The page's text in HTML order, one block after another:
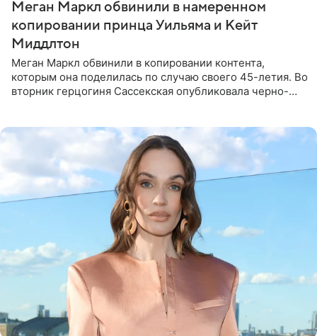
Меган Маркл обвинили в намеренном
копировании принца Уильяма и Кейт
Миддлтон
Меган Маркл обвинили в копировании контента,
которым она поделилась по случаю своего 45-летия. Во
вторник герцогиня Сассекская опубликовала черно-